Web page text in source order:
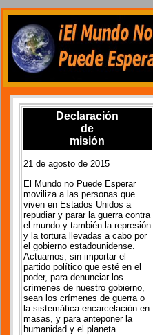
Declaración
de
misión
21 de agosto de 2015
El Mundo no Puede Esperar
moviliza a las personas que
viven en Estados Unidos a
repudiar y parar la guerra contra
el mundo y también la represión
y la tortura llevadas a cabo por
el gobierno estadounidense.
Actuamos, sin importar el
partido político que esté en el
poder, para denunciar los
crímenes de nuestro gobierno,
sean los crímenes de guerra o
la sistemática encarcelación en
masas, y para anteponer la
humanidad y el planeta.